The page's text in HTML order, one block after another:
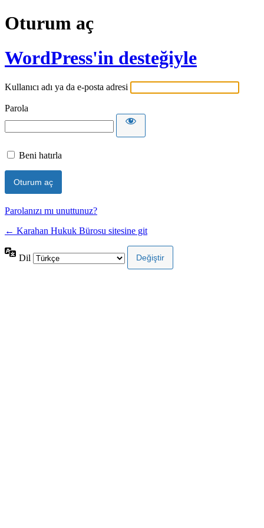
Oturum aç
WordPress'in desteğiyle
Kullanıcı adı ya da e-posta adresi
Parola
Beni hatırla
Parolanızı mı unuttunuz?
← Karahan Hukuk Bürosu sitesine git
Dil